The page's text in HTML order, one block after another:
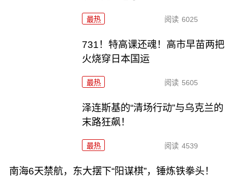
最热 阅读 6025
731！特高课还魂！高市早苗两把
火烧穿日本国运
最热 阅读 5605
泽连斯基的“清场行动”与乌克兰的
末路狂飙！
最热 阅读 4539
南海6天禁航，东大摆下“阳谋棋”，锤炼铁拳头！